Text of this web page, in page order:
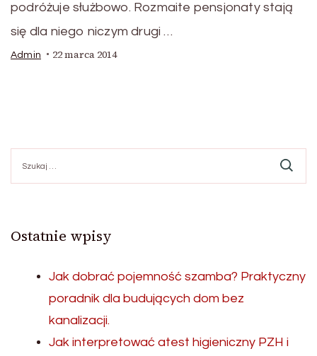
podróżuje służbowo. Rozmaite pensjonaty stają
się dla niego niczym drugi …
Admin 22 marca 2014
Ostatnie wpisy
Jak dobrać pojemność szamba? Praktyczny
poradnik dla budujących dom bez
kanalizacji.
Jak interpretować atest higieniczny PZH i